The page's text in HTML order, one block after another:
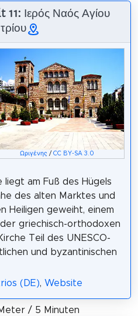
Ιερός Ναός Αγίου
Ωριγένης /CC BY-SA 3.0
liegt am Fuß des Hügels
des alten Marktes und
Heiligen geweiht, einem
griechisch-orthodoxen
Teil des UNESCO-
und byzantinischen
(DE), Website
/ 5 Minuten